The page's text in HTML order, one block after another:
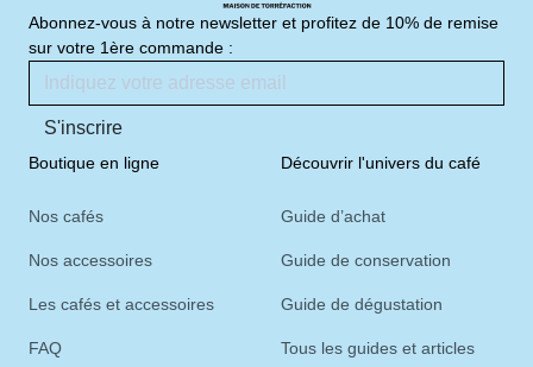
Abonnez-vous à notre newsletter et profitez de 10% de remise
sur votre 1ère commande :
S'inscrire
Boutique en ligne
Nos cafés
Nos accessoires
Les cafés et accessoires
FAQ
Découvrir l'univers du café
Guide d’achat
Guide de conservation
Guide de dégustation
Tous les guides et articles